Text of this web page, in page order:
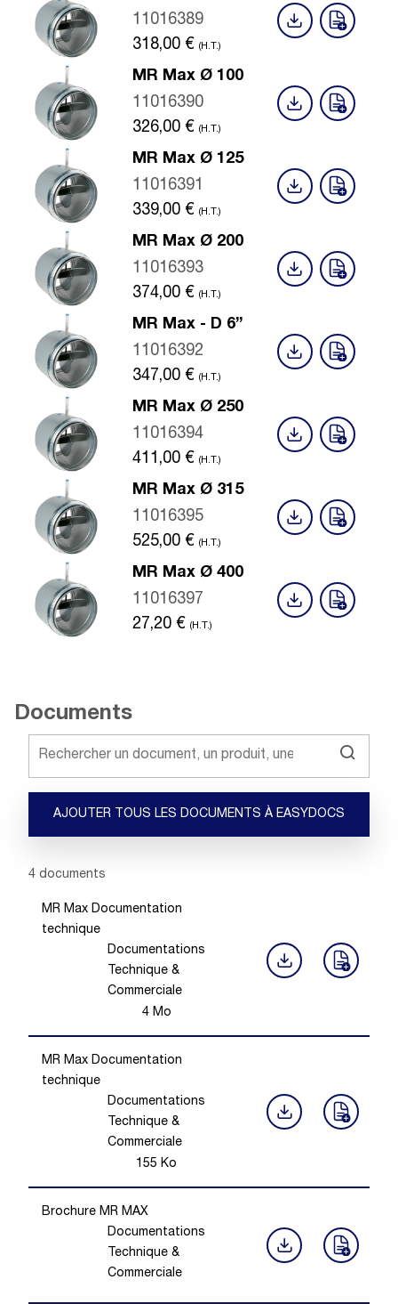
11016389
318,00 € (H.T.)
MR Max Ø 100
11016390
326,00 € (H.T.)
MR Max Ø 125
11016391
339,00 € (H.T.)
MR Max Ø 200
11016393
374,00 € (H.T.)
MR Max - D 6”
11016392
347,00 € (H.T.)
MR Max Ø 250
11016394
411,00 € (H.T.)
MR Max Ø 315
11016395
525,00 € (H.T.)
MR Max Ø 400
11016397
27,20 € (H.T.)
Documents
AJOUTER TOUS LES DOCUMENTS À EASYDOCS
Showing 1 -4
4 documents
MR Max Documentation
technique
Documentations
Technique &
Commerciale
4Mo
MR Max Documentation
technique
Documentations
Technique &
Commerciale
155 Ko
Brochure MR MAX
Documentations
Technique &
Commerciale